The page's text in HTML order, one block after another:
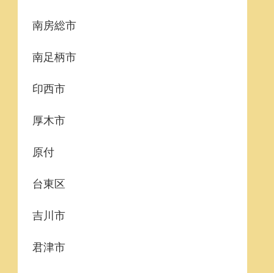
南房総市
南足柄市
印西市
厚木市
原付
台東区
吉川市
君津市